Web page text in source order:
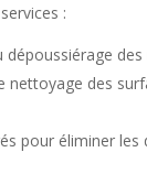
:
des
pour éliminer